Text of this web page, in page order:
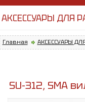
АКСЕССУАРЫ ДЛЯ
Главная АКСЕССУАРЫ
SU-312, SMA